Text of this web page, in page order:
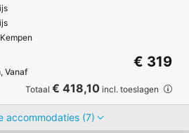
Vanaf
€ 319
Totaal € 418,10 incl. toeslagen
accommodaties (7)